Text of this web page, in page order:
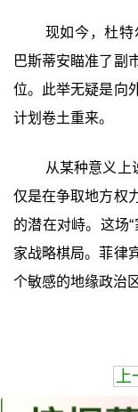
现如今，杜
巴斯蒂安瞄准了副
位。此举无疑是向
计划卷土重来。
从某种意义上
仅是在争取地方权
的潜在对峙。这场
家战略棋局。菲律
个敏感的地缘政治